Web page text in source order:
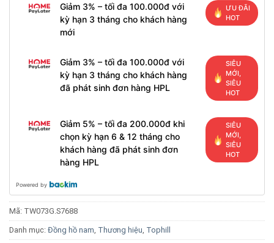
Giảm 3% – tối đa 100.000đ với
kỳ hạn 3 tháng cho khách hàng
mới
ƯU ĐÃI
HOT
Giảm 3% – tối đa 100.000đ với
kỳ hạn 3 tháng cho khách hàng
đã phát sinh đơn hàng HPL
SIÊU
MỚI,
SIÊU
HOT
Giảm 5% – tối đa 200.000đ khi
chọn kỳ hạn 6 & 12 tháng cho
khách hàng đã phát sinh đơn
hàng HPL
SIÊU
MỚI,
SIÊU
HOT
Powered by
Mã: TW073G.S7688
Danh mục: Đồng hồ nam, Thương hiệu, Tophill